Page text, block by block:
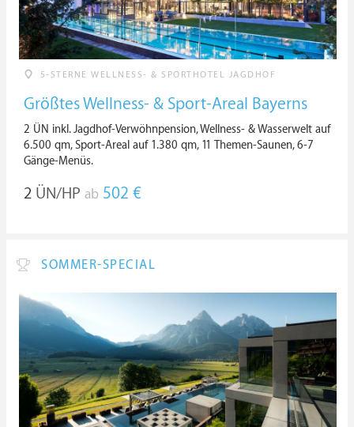
5-STERNE WELLNESS- & SPORTHOTEL JAGDHOF
Größtes Wellness- & Sport-Areal Bayerns
2 ÜN inkl. Jagdhof-Verwöhnpension, Wellness- & Wasserwelt auf
6.500 qm, Sport-Areal auf 1.380 qm, 11 Themen-Saunen, 6-7
Gänge-Menüs.
2 ÜN/HP ab 502 €
SOMMER-SPECIAL